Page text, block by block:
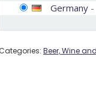
Germany -
Beer, Wine